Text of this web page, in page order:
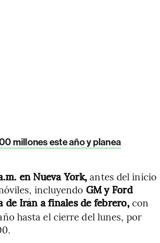
millones este año y planea
en Nueva York,antes del inicio
incluyendo GM y Ford
de Irán a finales de febrero,con
hasta el cierre del lunes, por